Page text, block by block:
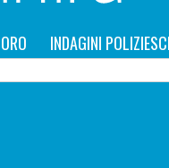
INDAGINI